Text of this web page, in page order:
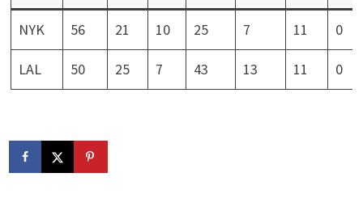
NYK 56 21 10 25 7 11 0
LAL 50 25 7 43 13 11 0